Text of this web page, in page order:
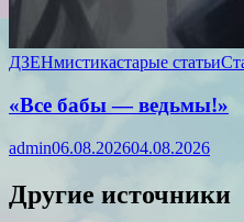
ДЗЕНмистикастарые статьи
«Все бабы — ведьмы!»
admin06.08.202604.08.2026
Другие источники